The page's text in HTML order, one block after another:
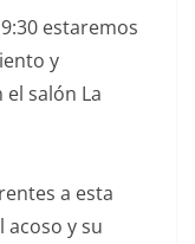
estaremos
y
salón La
a esta
acoso y su